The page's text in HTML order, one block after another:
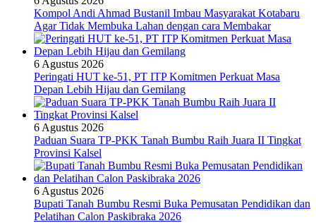
Kompol Andi Ahmad Bustanil Imbau Masyarakat Kotabaru
Agar Tidak Membuka Lahan dengan cara Membakar
6 Agustus 2026
Peringati HUT ke-51, PT ITP Komitmen Perkuat Masa
Depan Lebih Hijau dan Gemilang
6 Agustus 2026
Paduan Suara TP-PKK Tanah Bumbu Raih Juara II Tingkat
Provinsi Kalsel
6 Agustus 2026
Bupati Tanah Bumbu Resmi Buka Pemusatan Pendidikan dan
Pelatihan Calon Paskibraka 2026